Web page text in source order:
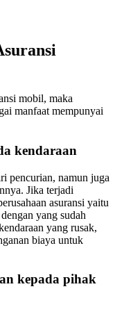
mobil, maka
manfaat mempunyai
kendaraan
pencurian, namun juga
Jika terjadi
asuransi yaitu
yang sudah
yang rusak,
biaya untuk
kepada pihak